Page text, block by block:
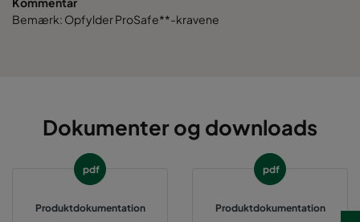
Bemærk: Opfylder ProSafe**-kravene
Dokumenter og downloads
pdf
Produktdokumentation
pdf
Produktdokumentation